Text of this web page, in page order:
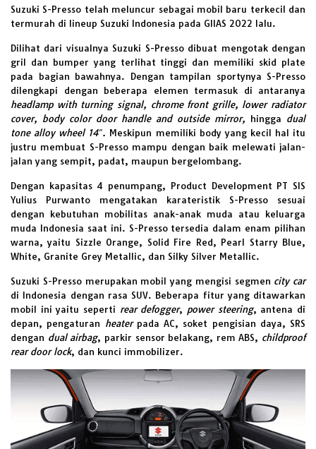
Suzuki S-Presso telah meluncur sebagai mobil baru terkecil dan
termurah di lineup Suzuki Indonesia pada GIIAS 2022 lalu.
Dilihat dari visualnya Suzuki S-Presso dibuat mengotak dengan
gril dan bumper yang terlihat tinggi dan memiliki skid plate
pada bagian bawahnya. Dengan tampilan sportynya S-Presso
dilengkapi dengan beberapa elemen termasuk di antaranya
headlamp with turning signal, chrome front grille, lower radiator
cover, body color door handle and outside mirror, hingga dual
tone alloy wheel 14″. Meskipun memiliki body yang kecil hal itu
justru membuat S-Presso mampu dengan baik melewati jalan-
jalan yang sempit, padat, maupun bergelombang.
Dengan kapasitas 4 penumpang, Product Development PT SIS
Yulius Purwanto mengatakan karateristik S-Presso sesuai
dengan kebutuhan mobilitas anak-anak muda atau keluarga
muda Indonesia saat ini. S-Presso tersedia dalam enam pilihan
warna, yaitu Sizzle Orange, Solid Fire Red, Pearl Starry Blue,
White, Granite Grey Metallic, dan Silky Silver Metallic.
Suzuki S-Presso merupakan mobil yang mengisi segmen city car
di Indonesia dengan rasa SUV. Beberapa fitur yang ditawarkan
mobil ini yaitu seperti rear defogger, power steering, antena di
depan, pengaturan heater pada AC, soket pengisian daya, SRS
dengan dual airbag, parkir sensor belakang, rem ABS, childproof
rear door lock, dan kunci immobilizer.